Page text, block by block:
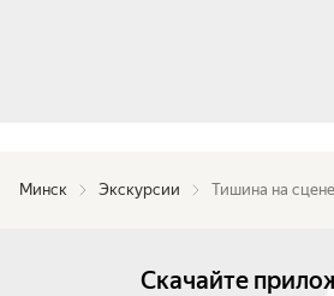
Минск Экскурсии Тишина на
Скачайте